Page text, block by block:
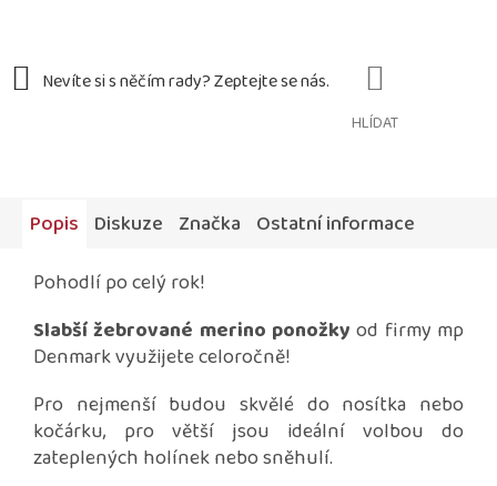
HLÍDAT
Popis Diskuze Značka Ostatní informace
Pohodlí po celý rok!
Slabší žebrované merino ponožkyod firmy mp
Denmark využijete celoročně!
Pro nejmenší budou skvělé do nosítka nebo
kočárku, pro větší jsou ideální volbou do
zateplených holínek nebo sněhulí.